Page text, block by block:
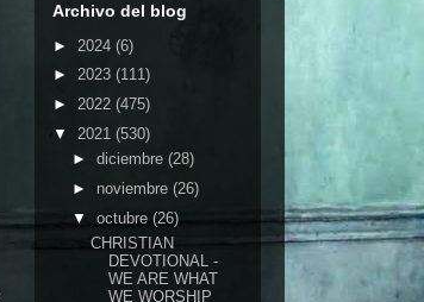
Archivo del blog
► 2024 (6)
► 2023 (111)
► 2022 (475)
▼ 2021 (530)
► diciembre (28)
► noviembre (26)
▼ octubre (26)
CHRISTIAN
DEVOTIONAL -
WE ARE WHAT
WE WORSHIP